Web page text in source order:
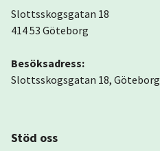
Slottsskogsgatan 18
414 53 Göteborg
Besöksadress:
Slottsskogsgatan 18, Göteborg
Stöd oss